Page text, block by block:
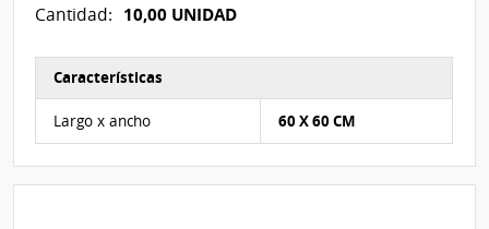
Cantidad: 10,00 UNIDAD
Características
Largo x ancho 60 X 60 CM